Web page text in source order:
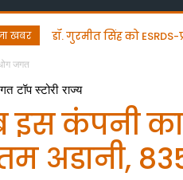
खबर डॉ. गुरमीत सिंह को
जगत
टॉप स्टोरी राज्य
इस कंपनी
अडानी,